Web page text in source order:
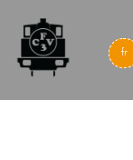
skip to content
fr